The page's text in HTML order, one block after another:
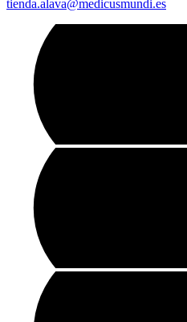
tienda.alava@medicusmundi.es